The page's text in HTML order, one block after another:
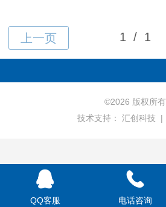
©2026 版权所有
技术支持： 汇创科技 |
QQ客服 电话咨询